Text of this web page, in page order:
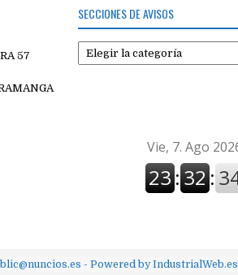
57
SECCIONES DE AVISOS
Secciones
de
- Powered by IndustrialWeb.es